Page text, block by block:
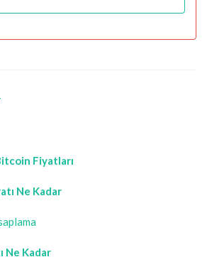
Fiyatları
Ne Kadar
Ne Kadar